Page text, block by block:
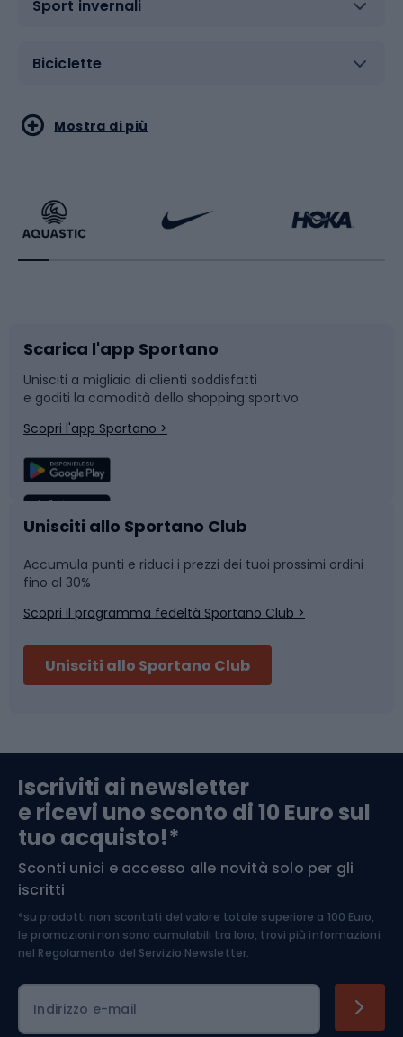
Sport invernali
Biciclette
Sport acquatici
Bikepacking
Bushcraft
Corsa
Sport di squadra
Caschi da ciclismo
Skitouring
Abbigliamento da escursionismo
Sport di arti marziali
Sport con le racchette
Slitte e slittini
Snowboard
Camminata nordica
Nuoto
Pattinaggio
Componenti per biciclette
Arrampicata
Medicina dello sport
Abbigliamento ciclistico
Mostra di più
Scarica l'app Sportano
Unisciti a migliaia di clienti soddisfatti
e goditi la comodità dello shopping sportivo
Scopri l'app Sportano >
Unisciti allo Sportano Club
Accumula punti e riduci i prezzi dei tuoi prossimi ordini
fino al 30%
Scopri il programma fedeltà Sportano Club >
Unisciti allo Sportano Club
Iscriviti ai newsletter
e ricevi uno sconto di 10 Euro sul
tuo acquisto!*
Sconti unici e accesso alle novità solo per gli
iscritti
*su prodotti non scontati del valore totale superiore a 100 Euro,
le promozioni non sono cumulabili tra loro, trovi più informazioni
nel Regolamento del Servizio Newsletter.
Indirizzo e-mail